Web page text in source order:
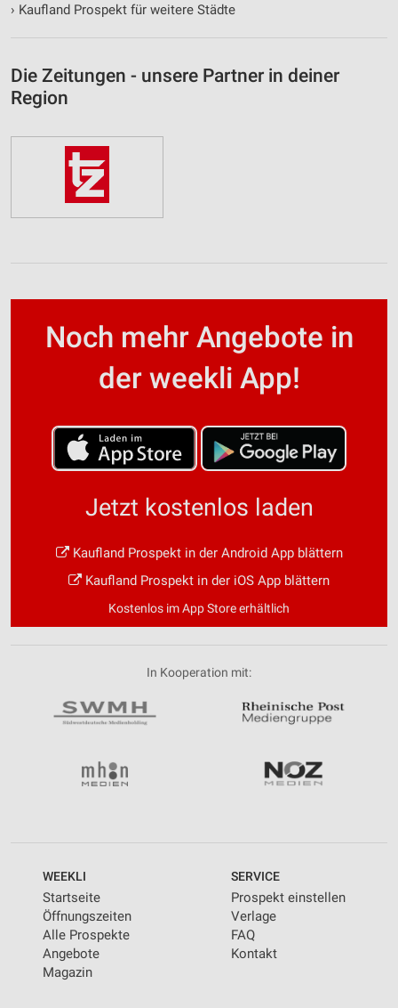
› Kaufland Prospekt für weitere Städte
Die Zeitungen - unsere Partner in deiner
Region
Noch mehr Angebote in
der weekli App!
Jetzt kostenlos laden
Kaufland Prospekt in der Android App blättern
Kaufland Prospekt in der iOS App blättern
Kostenlos im App Store erhältlich
In Kooperation mit:
WEEKLI
Startseite
Öffnungszeiten
Alle Prospekte
Angebote
Magazin
SERVICE
Prospekt einstellen
Verlage
FAQ
Kontakt